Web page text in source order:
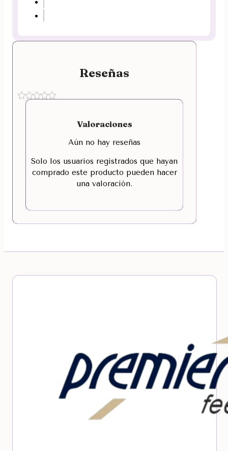
Reseñas
Valoraciones
Aún no hay reseñas
Solo los usuarios registrados que hayan
comprado este producto pueden hacer
una valoración.